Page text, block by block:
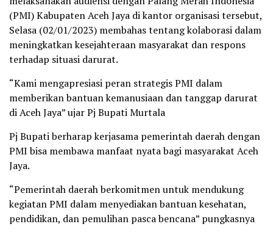
(PMI) Kabupaten Aceh Jaya di kantor organisasi tersebut,
Selasa (02/01/2023) membahas tentang kolaborasi dalam
meningkatkan kesejahteraan masyarakat dan respons
terhadap situasi darurat.
“Kami mengapresiasi peran strategis PMI dalam
memberikan bantuan kemanusiaan dan tanggap darurat
di Aceh Jaya” ujar Pj Bupati Murtala
Pj Bupati berharap kerjasama pemerintah daerah dengan
PMI bisa membawa manfaat nyata bagi masyarakat Aceh
Jaya.
“Pemerintah daerah berkomitmen untuk mendukung
kegiatan PMI dalam menyediakan bantuan kesehatan,
pendidikan, dan pemulihan pasca bencana” pungkasnya